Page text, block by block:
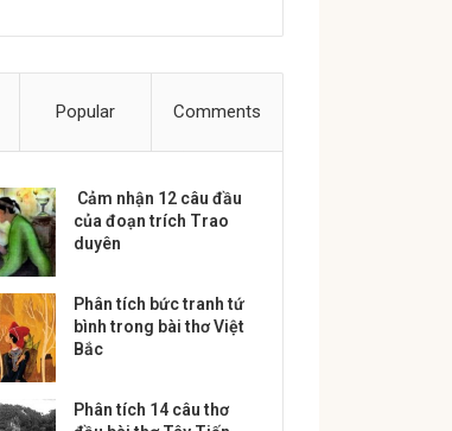
Popular Comments
Cảm nhận 12 câu đầu
của đoạn trích Trao
duyên
Phân tích bức tranh tứ
bình trong bài thơ Việt
Bắc
Phân tích 14 câu thơ